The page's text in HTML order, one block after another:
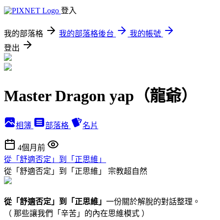
登入
我的部落格 我的部落格後台
我的帳號
登出
Master Dragon yap（龍爺）
相簿 部落格 名片
4個月前
從「舒適否定」到「正思維」
從「舒適否定」到「正思維」 宗教超自然
從「舒適否定」到「正思維」 一份關於解脫的對話整理。
（ 那些讓我們「辛苦」的內在思維模式 ）